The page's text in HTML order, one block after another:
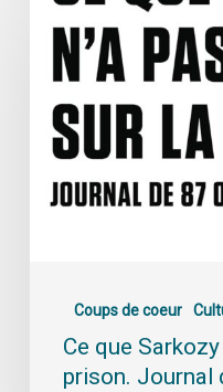
Coups de coeur
Ce que
prison. Journal